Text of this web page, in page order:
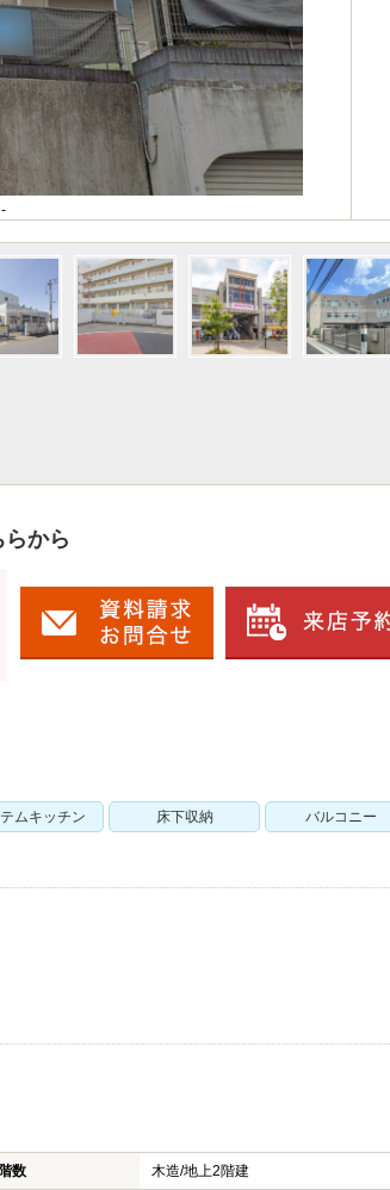
から
ムキッチン 床下収納 バルコニー
数 木造/地上2階建